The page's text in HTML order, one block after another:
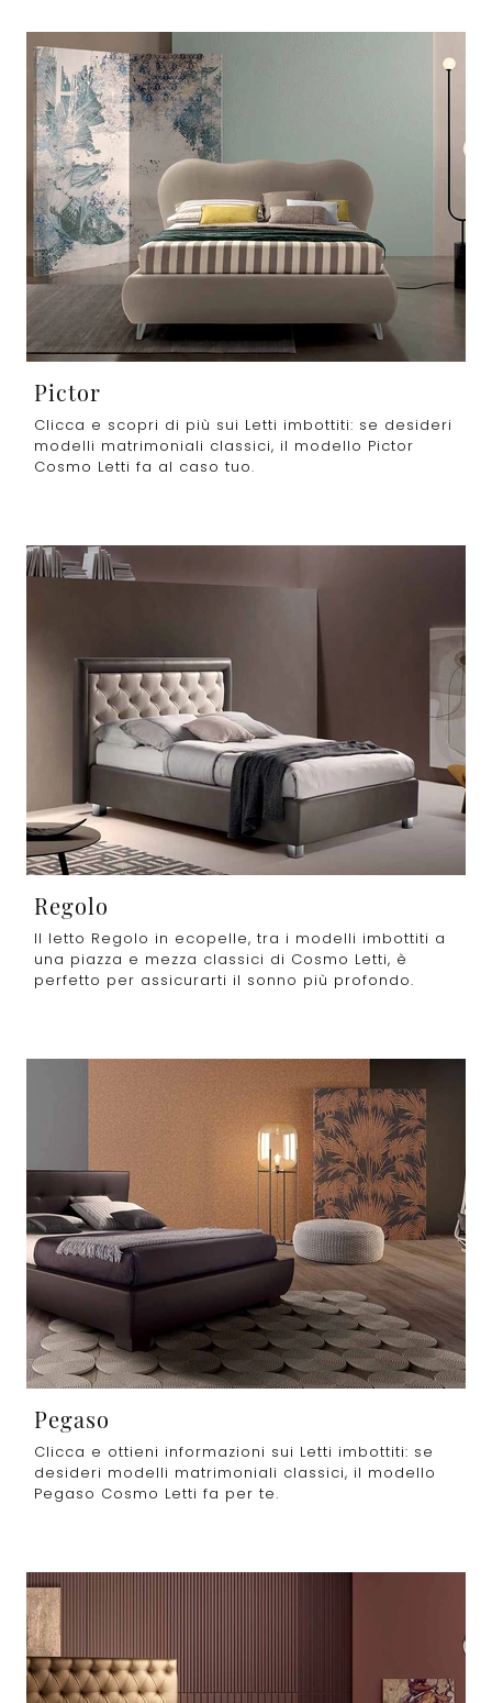
Pictor
Clicca e scopri di più sui Letti imbottiti: se desideri
modelli matrimoniali classici, il modello Pictor
Cosmo Letti fa al caso tuo.
Regolo
Il letto Regolo in ecopelle, tra i modelli imbottiti a
una piazza e mezza classici di Cosmo Letti, è
perfetto per assicurarti il sonno più profondo.
Pegaso
Clicca e ottieni informazioni sui Letti imbottiti: se
desideri modelli matrimoniali classici, il modello
Pegaso Cosmo Letti fa per te.